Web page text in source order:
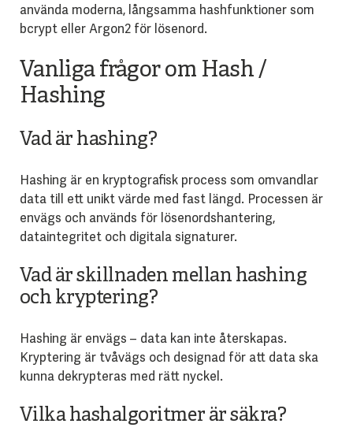
använda moderna, långsamma hashfunktioner som
bcrypt eller Argon2 för lösenord.
Vanliga frågor om Hash /
Hashing
Vad är hashing?
Hashing är en kryptografisk process som omvandlar
data till ett unikt värde med fast längd. Processen är
envägs och används för lösenordshantering,
dataintegritet och digitala signaturer.
Vad är skillnaden mellan hashing
och kryptering?
Hashing är envägs – data kan inte återskapas.
Kryptering är tvåvägs och designad för att data ska
kunna dekrypteras med rätt nyckel.
Vilka hashalgoritmer är säkra?